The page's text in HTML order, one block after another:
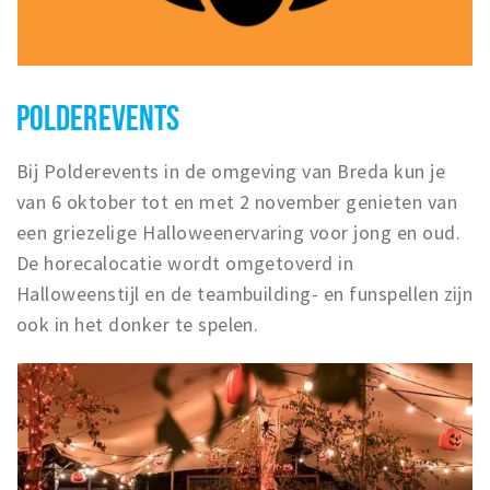
POLDEREVENTS
Bij Polderevents in de omgeving van Breda kun je
van 6 oktober tot en met 2 november genieten van
een griezelige Halloweenervaring voor jong en oud.
De horecalocatie wordt omgetoverd in
Halloweenstijl en de teambuilding- en funspellen zijn
ook in het donker te spelen.